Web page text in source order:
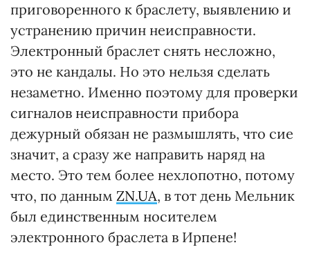
приговоренного к браслету, выявлению и
устранению причин неисправности.
Электронный браслет снять несложно,
это не кандалы. Но это нельзя сделать
незаметно. Именно поэтому для проверки
сигналов неисправности прибора
дежурный обязан не размышлять, что сие
значит, а сразу же направить наряд на
место. Это тем более нехлопотно, потому
что, по данным ZN.UA, в тот день Мельник
был единственным носителем
электронного браслета в Ирпене!